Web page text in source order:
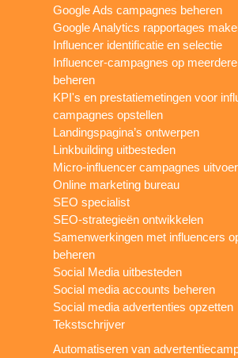
Google Ads campagnes beheren
Google Analytics rapportages
Influencer identificatie en selectie
Influencer-campagnes op
beheren
KPI's en prestatiemetingen voor
campagnes opstellen
Landingspagina’s ontwerpen
Linkbuilding uitbesteden
Micro-influencer campagnes
Online marketing bureau
SEO specialist
SEO-strategieën ontwikkelen
Samenwerkingen met influencers
beheren
Social Media uitbesteden
Social media accounts beheren
Social media advertenties opzetten
Tekstschrijver
Automatiseren van